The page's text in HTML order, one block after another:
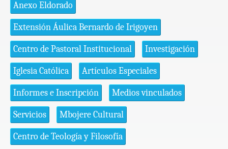
Anexo Eldorado
Extensión Áulica Bernardo de Irigoyen
Centro de Pastoral Institucional Investigación
Iglesia Católica Artículos Especiales
Informes e Inscripción Medios vinculados
Servicios Mbojere Cultural
Centro de Teología y Filosofía